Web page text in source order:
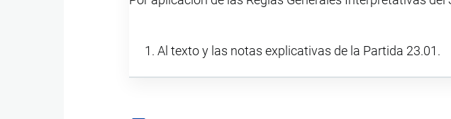
Al texto y las notas explicativas de la Partida 23.01.